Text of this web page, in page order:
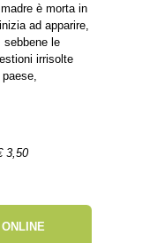
è morta in
ad apparire,
sebbene le
irrisolte
3,50